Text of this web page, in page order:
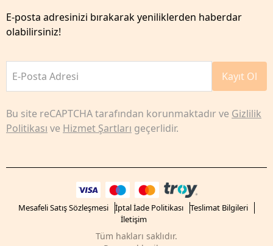
E-posta adresinizi bırakarak yeniliklerden haberdar
olabilirsiniz!
E-Posta Adresi Kayıt Ol
Bu site reCAPTCHA tarafından korunmaktadır ve Gizlilik
Politikası ve Hizmet Şartları geçerlidir.
Mesafeli Satış Sözleşmesi İptal İade Politikası
Teslimat Bilgileri
İletişim
Tüm hakları saklıdır.